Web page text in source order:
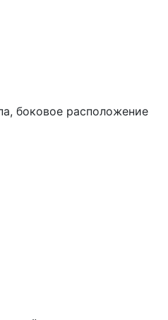
боковое расположение